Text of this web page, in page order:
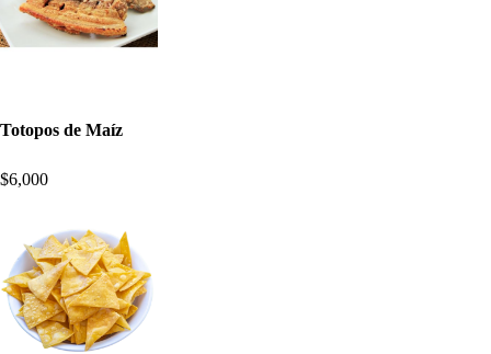
Totopos de Maíz
$6,000